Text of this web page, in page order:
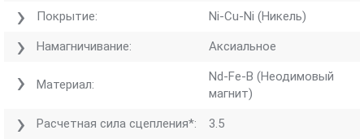
Покрытие: Ni-Cu-Ni (Никель)
Намагничивание: Аксиальное
Материал:
Nd-Fe-B (Неодимовый
магнит)
Расчетная сила сцепления*: 3.5